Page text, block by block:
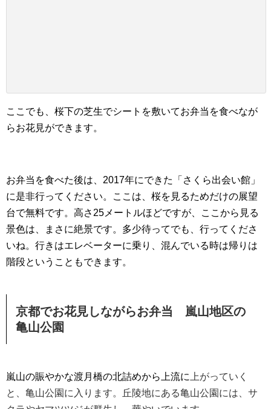
ここでも、桜下の芝生でシートを敷いてお弁当を食べなが
らお花見ができます。
お弁当を食べた後は、2017年にできた「さくら出会い館」
に是非行ってください。ここは、桜を見るためだけの展望
台で無料です。高さ25メートルほどですが、ここから見る
景色は、まさに絶景です。多少待ってでも、行ってくださ
いね。行きはエレベーターに乗り、混んでいる時は帰りは
階段ということもできます。
京都でお花見しながらお弁当 嵐山地区の
亀山公園
嵐山の賑やかな渡月橋の北詰めから上流に 上がっていく
と、亀山公園に入ります。丘陵地にある亀山公園には、サ